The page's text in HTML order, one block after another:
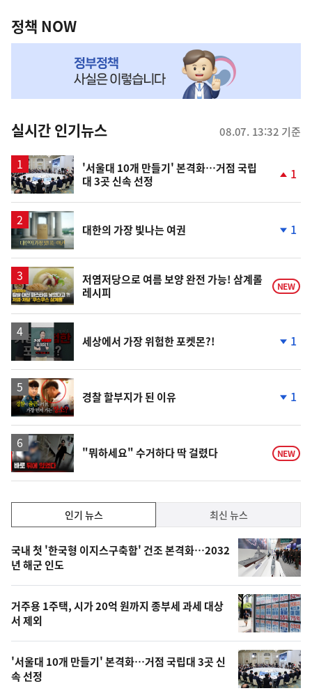
책
NOW,
뉴
스
정책 NOW
실시간 인기뉴스 08.07. 13:32 기준
'서울대 10개 만들기' 본격화…거점 국립
대 3곳 신속 선정
1
영
상
대한의 가장 빛나는 여권
락
1
영
상
저염저당으로 여름 보양 완전 가능! 삼계롤
레시피
NEW
영
세상에서 가장 위험한 포켓몬?! 1
영
상
경찰 할부지가 된 이유
락
1
영
상
"뭐하세요" 수거하다 딱 걸렸다 NEW
기,
최
신,
늘
의
영
상
인기 뉴스 최신 뉴스
기
뉴
스
국내 첫 '한국형 이지스구축함' 건조 본격화…2032
년 해군 인도
거주용 1주택, 시가 20억 원까지 종부세 과세 대상
서 제외
'서울대 10개 만들기' 본격화…거점 국립대 3곳 신
속 선정